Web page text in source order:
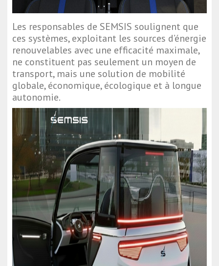
Les responsables de SEMSIS soulignent que
ces systèmes, exploitant les sources d’énergie
renouvelables avec une efficacité maximale,
ne constituent pas seulement un moyen de
transport, mais une solution de mobilité
globale, économique, écologique et à longue
autonomie.